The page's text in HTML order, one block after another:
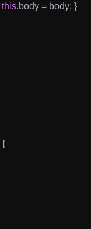
this.body = body; }
{